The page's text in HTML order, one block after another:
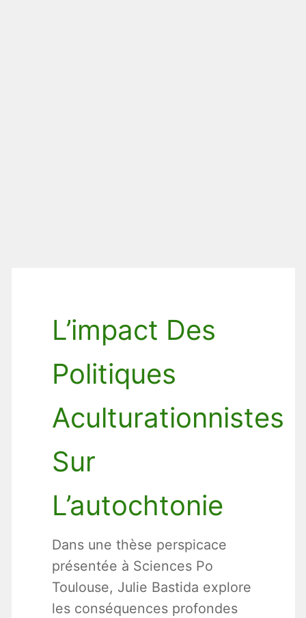
L’impact Des
Politiques
Aculturationnistes
Sur
L’autochtonie
Dans une thèse perspicace
présentée à Sciences Po
Toulouse, Julie Bastida explore
les conséquences profondes